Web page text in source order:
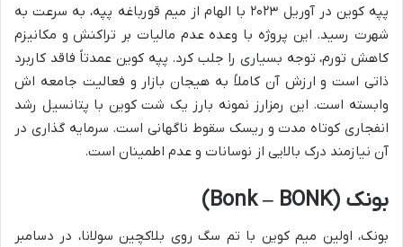
پپه کوین در آوریل ۲۰۲۳ با الهام از میم قورباغه پپه، به سرعت به
شهرت رسید. این پروژه با وعده عدم مالیات بر تراکنش و مکانیزم
کاهش تورم، توجه بسیاری را جلب کرد. پپه کوین عمدتاً فاقد کاربرد
ذاتی است و ارزش آن کاملاً به هیجان بازار و فعالیت جامعه اش
وابسته است. این رمزارز نمونه بارز یک شت کوین با پتانسیل رشد
انفجاری کوتاه مدت و ریسک سقوط ناگهانی است. سرمایه گذاری در
آن نیازمند درک بالایی از نوسانات و عدم اطمینان است.
بونک (Bonk – BONK)
بونک، اولین میم کوین با تم سگ روی بلاکچین سولانا، در دسامبر